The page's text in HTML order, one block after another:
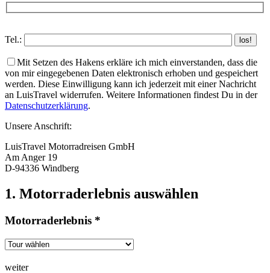
Tel.:
Mit Setzen des Hakens erkläre ich mich einverstanden, dass die
von mir eingegebenen Daten elektronisch erhoben und gespeichert
werden. Diese Einwilligung kann ich jederzeit mit einer Nachricht
an LuisTravel widerrufen. Weitere Informationen findest Du in der
Datenschutzerklärung.
Unsere Anschrift:
LuisTravel Motorradreisen GmbH
Am Anger 19
D-94336 Windberg
1. Motorraderlebnis auswählen
Motorraderlebnis *
weiter